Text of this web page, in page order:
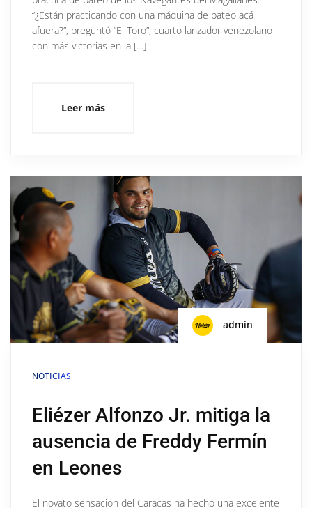
“¿Están practicando con una máquina de bateo acá
afuera?”, preguntó “El Toro”, cuarto lanzador venezolano
con más victorias en la […]
Leer más
admin
NOTICIAS
Eliézer Alfonzo Jr. mitiga la
ausencia de Freddy Fermín
en Leones
El novato sensación del Caracas ha hecho una excelente